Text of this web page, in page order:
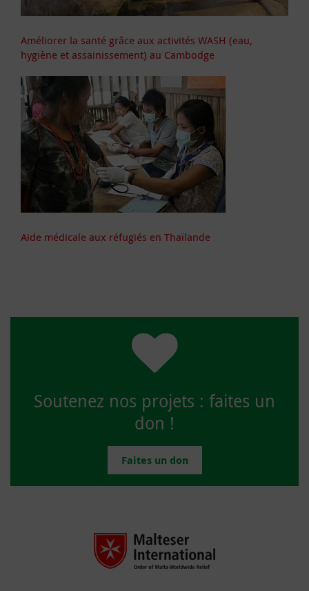
Améliorer la santé grâce aux activités WASH (eau,
hygiène et assainissement) au Cambodge
Aide médicale aux réfugiés en Thaïlande
Soutenez nos projets : faites un
don !
Faites un don